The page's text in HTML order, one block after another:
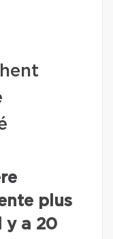
plus
y a 20